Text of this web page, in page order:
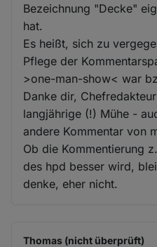
Bezeichnung "Decke"
hat.
Es heißt, sich zu
Pflege der
>one-man-show< war
Danke dir,
langjährige (!) Mühe -
andere Kommentar von
Ob die Kommentierung
des hpd besser wird,
denke, eher nicht.
Thomas (nicht überprüft)